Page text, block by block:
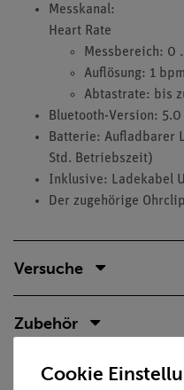
Messkanal:
Heart Rate
Messbereich: 0
Auflösung: 1 bpm
Abtastrate: bis
Bluetooth-Version: 5.0
Batterie: Aufladbarer
Std. Betriebszeit)
Inklusive: Ladekabel
Der zugehörige
Versuche
Zubehör
Media / Downloads
Cookie